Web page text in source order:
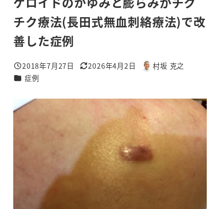
チク療法(長田式無血刺絡療法)で改
善した症例
投稿日
2018年7月27日
更新日
2026年4月2日
著
村坂 克之
カテゴリー
症例